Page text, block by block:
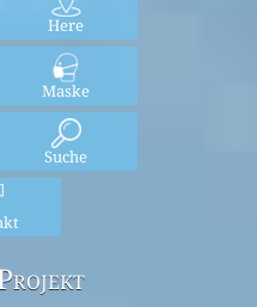
Here
Maske
Suche